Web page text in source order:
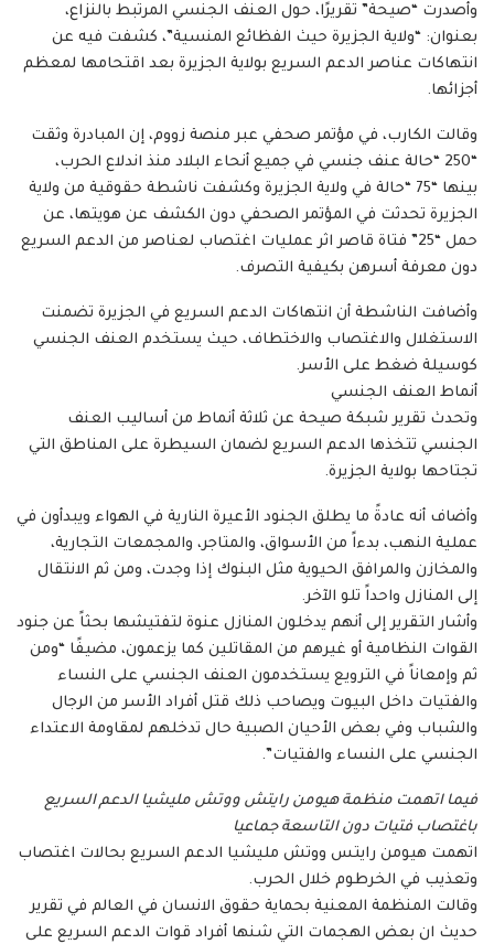
وأصدرت “صيحة” تقريرًا، حول العنف الجنسي المرتبط بالنزاع،
بعنوان: “ولاية الجزيرة حيث الفظائع المنسية”، كشفت فيه عن
انتهاكات عناصر الدعم السريع بولاية الجزيرة بعد اقتحامها لمعظم
أجزائها.
وقالت الكارب، في مؤتمر صحفي عبر منصة زووم، إن المبادرة وثقت
“250 “حالة عنف جنسي في جميع أنحاء البلاد منذ اندلاع الحرب،
بينها “75 “حالة في ولاية الجزيرة وكشفت ناشطة حقوقية من ولاية
الجزيرة تحدثت في المؤتمر الصحفي دون الكشف عن هويتها، عن
حمل “25” فتاة قاصر اثر عمليات اغتصاب لعناصر من الدعم السريع
دون معرفة أسرهن بكيفية التصرف.
وأضافت الناشطة أن انتهاكات الدعم السريع في الجزيرة تضمنت
الاستغلال والاغتصاب والاختطاف، حيث يستخدم العنف الجنسي
كوسيلة ضغط على الأسر.
أنماط العنف الجنسي
وتحدث تقرير شبكة صيحة عن ثلاثة أنماط من أساليب العنف
الجنسي تتخذها الدعم السريع لضمان السيطرة على المناطق التي
تجتاحها بولاية الجزيرة.
وأضاف أنه عادةً ما يطلق الجنود الأعيرة النارية في الهواء ويبدأون في
عملية النهب، بدءاً من الأسواق، والمتاجر، والمجمعات التجارية،
والمخازن والمرافق الحيوية مثل البنوك إذا وجدت، ومن ثم الانتقال
إلى المنازل واحداً تلو الآخر.
وأشار التقرير إلى أنهم يدخلون المنازل عنوة لتفتيشها بحثاً عن جنود
القوات النظامية أو غيرهم من المقاتلين كما يزعمون، مضيفًا “ومن
ثم وإمعاناً في الترويع يستخدمون العنف الجنسي على النساء
والفتيات داخل البيوت ويصاحب ذلك قتل أفراد الأسر من الرجال
والشباب وفي بعض الأحيان الصبية حال تدخلهم لمقاومة الاعتداء
الجنسي على النساء والفتيات”.
فيما اتهمت منظمة هيومن رايتش ووتش مليشيا الدعم السريع
باغتصاب فتيات دون التاسعة جماعيا
اتهمت هيومن رايتس ووتش مليشيا الدعم السريع بحالات اغتصاب
وتعذيب في الخرطوم خلال الحرب.
وقالت المنظمة المعنية بحماية حقوق الانسان في العالم في تقرير
حديث ان بعض الهجمات التي شنها أفراد قوات الدعم السريع على